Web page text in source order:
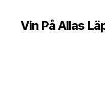
Vin På Allas